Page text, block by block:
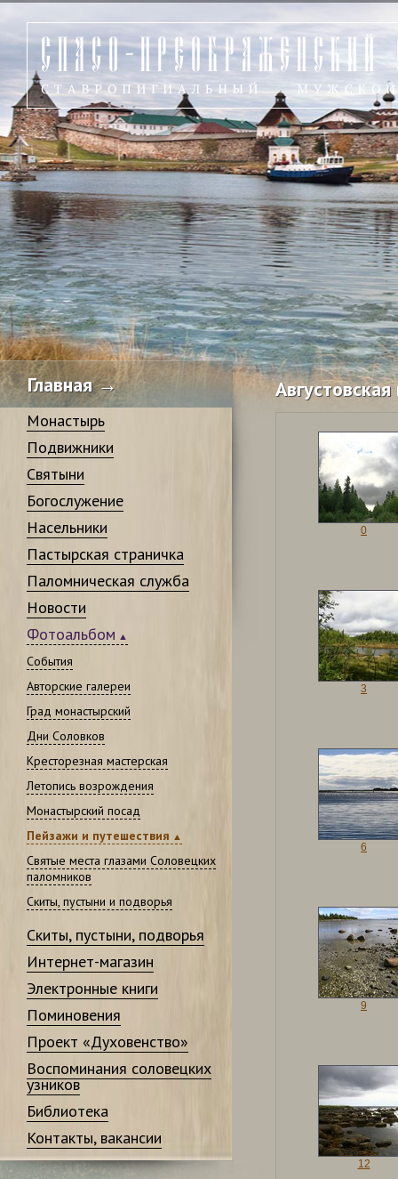
Главная →
Монастырь
Подвижники
Святыни
Богослужение
Насельники
Пастырская страничка
Паломническая служба
Новости
Фотоальбом
События
Авторские галереи
Град монастырский
Дни Соловков
Кресторезная мастерская
Летопись возрождения
Монастырский посад
Пейзажи и путешествия
Святые места глазами Соловецких
паломников
Скиты, пустыни и подворья
Скиты, пустыни, подворья
Интернет-магазин
Электронные книги
Поминовения
Проект «Духовенство»
Воспоминания соловецких
узников
Библиотека
Контакты, вакансии
0
3
6
9
12